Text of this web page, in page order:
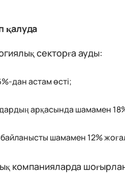
қалуда
секторға ауды:
дан астам өсті;
арқасында шамамен
шамамен 12%
компанияларда